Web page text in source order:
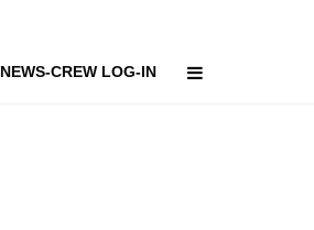
NEWS-CREW LOG-IN